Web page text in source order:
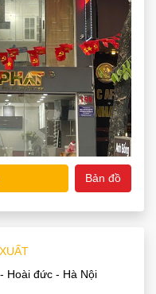
Bản đồ
Hoài đức - Hà Nội